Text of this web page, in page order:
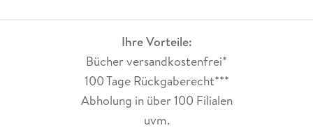
Ihre Vorteile:
Bücher versandkostenfrei*
100 Tage Rückgaberecht***
Abholung in über 100 Filialen
uvm.